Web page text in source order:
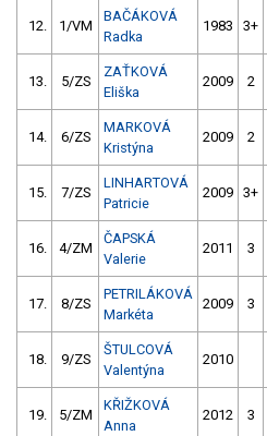
12. 1/VM
BAČÁKOVÁ
Radka
1983 3+
13. 5/ZS
ZAŤKOVÁ
Eliška
2009 2
14. 6/ZS
MARKOVÁ
Kristýna
2009 2
15. 7/ZS
LINHARTOVÁ
Patricie
2009 3+
16. 4/ZM
ČAPSKÁ
Valerie
2011 3
17. 8/ZS
PETRILÁKOVÁ
Markéta
2009 3
18. 9/ZS
ŠTULCOVÁ
Valentýna
2010
19. 5/ZM
KŘIŽKOVÁ
Anna
2012 3